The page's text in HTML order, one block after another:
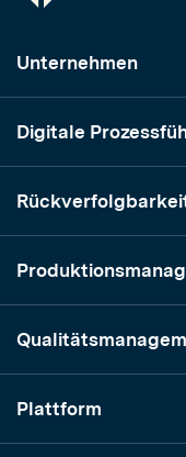
Unternehmen
Digitale
Plattform